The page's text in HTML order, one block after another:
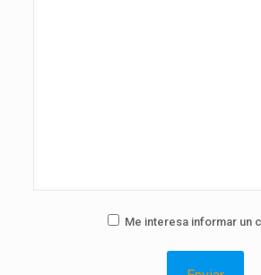
Me interesa informar un